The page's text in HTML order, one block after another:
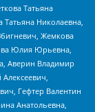
Татьяна
Николаевна,
Жемкова
Юлия Юрьевна,
Аверин Владимир
Гефтер Валентин
Анатольевна,